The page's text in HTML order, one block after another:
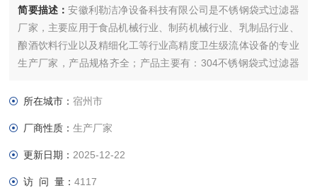
简要描述：安徽利勒洁净设备科技有限公司是不锈钢袋式过滤器
厂家，主要应用于食品机械行业、制药机械行业、乳制品行业、
酿酒饮料行业以及精细化工等行业高精度卫生级流体设备的专业
生产厂家，产品规格齐全；产品主要有：304不锈钢袋式过滤器
件，真空弯头，真空三通，真空大小头，ISO法兰，KF接头，真
所在城市：宿州市
厂商性质：生产厂家
更新日期： 2025-12-22
访 问 量：4117